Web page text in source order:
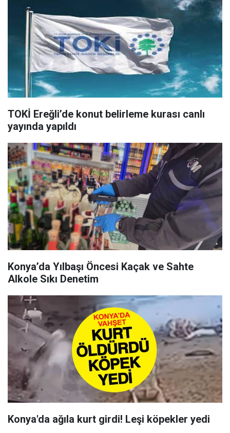
TOKİ Ereğli’de konut belirleme kurası canlı
yayında yapıldı
Konya’da Yılbaşı Öncesi Kaçak ve Sahte
Alkole Sıkı Denetim
Konya'da ağıla kurt girdi! Leşi köpekler yedi